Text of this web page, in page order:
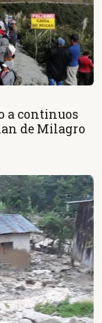
a continuos
de Milagro